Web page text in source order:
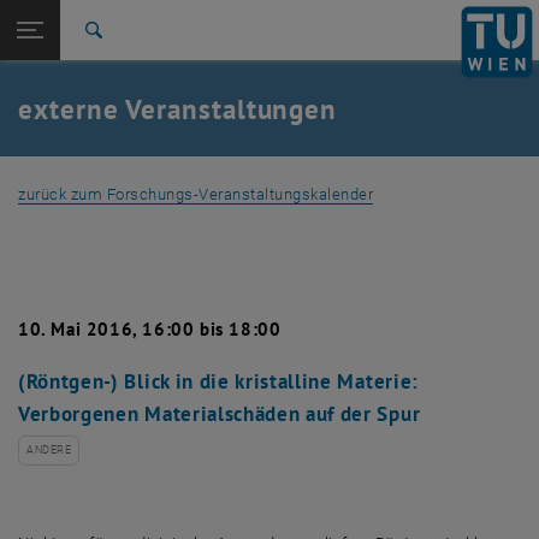
TU Login
Quicklinks
Quicklinks-Menü umschalten
Studium
Karriere
Zurück zur letzten Ebene:
externe Veranstaltungen
zurück zum Forschungs-Veranstaltungskalender
10. Mai 2016, 16:00 bis 18:00
(Röntgen-) Blick in die kristalline Materie:
Verborgenen Materialschäden auf der Spur
ANDERE